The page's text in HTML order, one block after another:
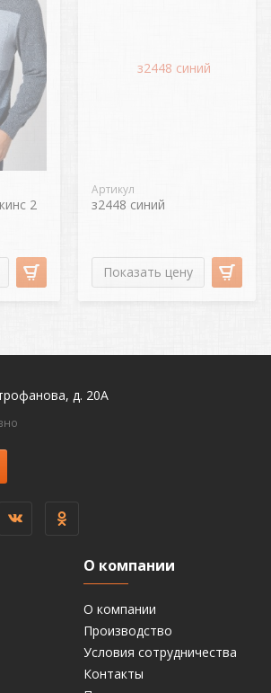
2
Артикул
з2448 синий
Показать цену
д. 20А
О компании
О компании
Производство
Условия сотрудничества
Контакты